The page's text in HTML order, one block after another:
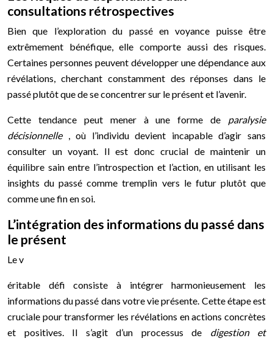
consultations rétrospectives
Bien que l’exploration du passé en voyance puisse être
extrêmement bénéfique, elle comporte aussi des risques.
Certaines personnes peuvent développer une dépendance aux
révélations, cherchant constamment des réponses dans le
passé plutôt que de se concentrer sur le présent et l’avenir.
Cette tendance peut mener à une forme de paralysie
décisionnelle , où l’individu devient incapable d’agir sans
consulter un voyant. Il est donc crucial de maintenir un
équilibre sain entre l’introspection et l’action, en utilisant les
insights du passé comme tremplin vers le futur plutôt que
comme une fin en soi.
L’intégration des informations du passé dans
le présent
Le v
éritable défi consiste à intégrer harmonieusement les
informations du passé dans votre vie présente. Cette étape est
cruciale pour transformer les révélations en actions concrètes
et positives. Il s’agit d’un processus de digestion et